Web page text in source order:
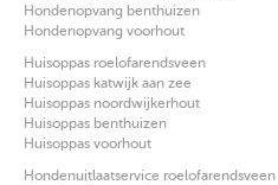
Hondenopvang benthuizen
Hondenopvang voorhout
Huisoppas roelofarendsveen
Huisoppas katwijk aan zee
Huisoppas noordwijkerhout
Huisoppas benthuizen
Huisoppas voorhout
Hondenuitlaatservice roelofarendsveen